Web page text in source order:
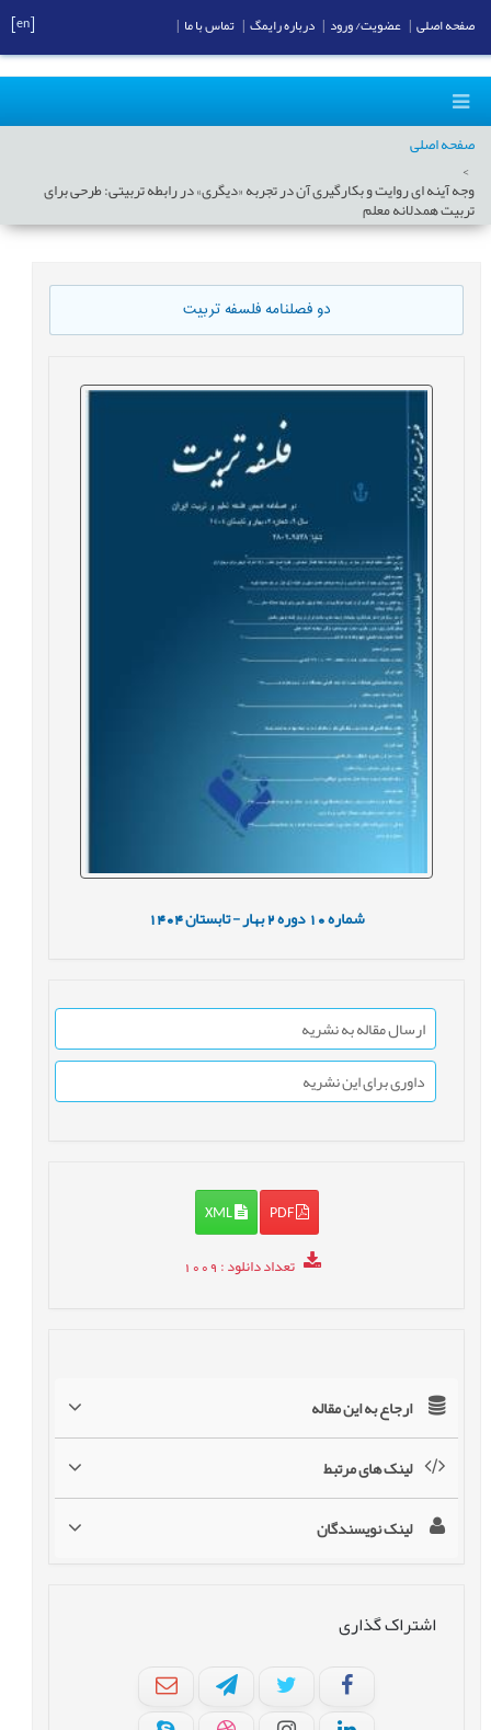
صفحه اصلی
وجه آینه ای روایت و بکارگیری آن در تجربه «دیگری» در رابطه تربیتی: طرحی برای
تربیت همدلانه معلم
دو فصلنامه فلسفه تربیت
شماره10 دوره2 بهار - تابستان1404
ارسال مقاله به نشریه
داوری برای این نشریه
PDF
XML
تعداد دانلود: 1009
ارجاع به این مقاله
لینک های مرتبط
لینک نویسندگان
اشتراک گذاری
صفحه اصلی عضویت/ ورود درباره رایمگ تماس با ما